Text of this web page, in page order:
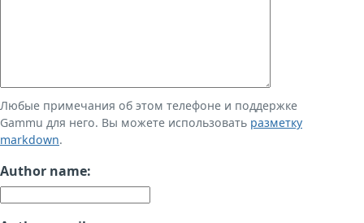
Любые примечания об этом телефоне и поддержке
Gammu для него. Вы можете использовать разметку
markdown.
Author name: